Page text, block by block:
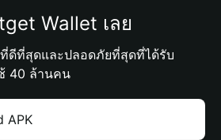
Wallet เลย
ดีที่สุดและปลอดภัยที่สุดที่ได้รับ
40 ล้านคน
APK